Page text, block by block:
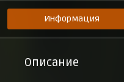
Информация
Описание